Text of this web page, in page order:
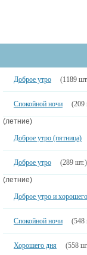
Доброе утро (1189
Спокойной ночи (209
(летние)
Доброе утро (пятница)
Доброе утро (289 шт.)
(летние)
Доброе утро и
Спокойной ночи (548
Хорошего дня (558